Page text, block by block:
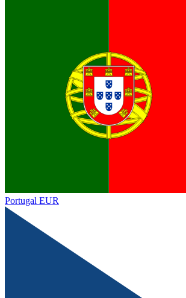
Portugal EUR